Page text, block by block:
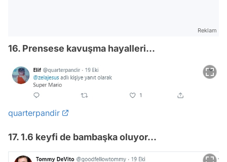
Reklam
16. Prensese kavuşma hayalleri...
quarterpandir
17. 1.6 keyfi de bambaşka oluyor...